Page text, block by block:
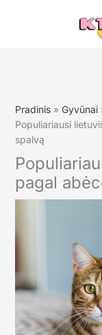
Pradinis
Gyvūnai
Populiariausi
spalvą
pagal